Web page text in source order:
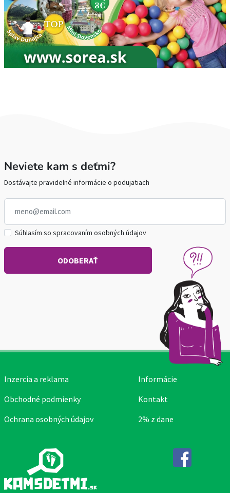
Neviete kam s deťmi?
Dostávajte pravidelné informácie o podujatiach
Súhlasím so spracovaním osobných údajov
Inzercia a reklama
Obchodné podmienky
Ochrana osobných údajov
Informácie
Kontakt
2% z dane